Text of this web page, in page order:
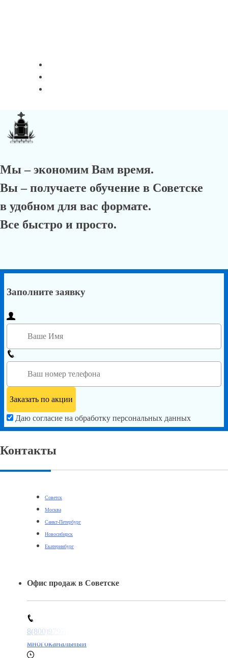
Мы – экономим Вам время.
Вы – получаете обучение в Советске
в удобном для вас формате.
Все быстро и просто.
Заполните заявку
Даю согласие на обработку персональных данных
Контакты
Советск
Москва
Санкт-Петербург
Новосибирск
Екатеринбург
Офис продаж в Советске
8(800)9797043
многоканальный